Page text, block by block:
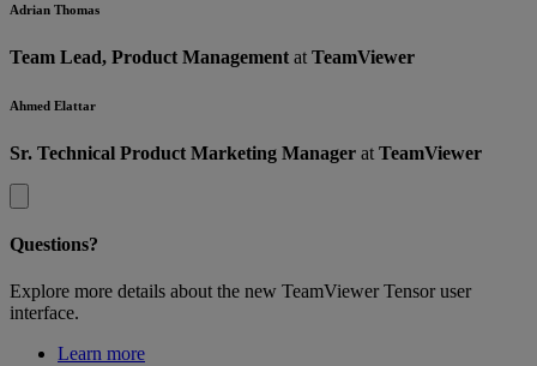
Adrian Thomas
Team Lead, Product Management at TeamViewer
Ahmed Elattar
Sr. Technical Product Marketing Manager at TeamViewer
Questions?
Explore more details about the new TeamViewer Tensor user
interface.
Learn more